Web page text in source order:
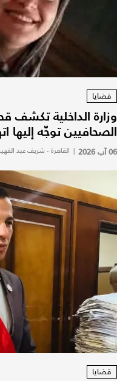
قضايا
وزارة الداخلية تكشف
الصحافيين توجّه إليها
06 آب 2026 | القاهرة - شريف عبد
قضايا